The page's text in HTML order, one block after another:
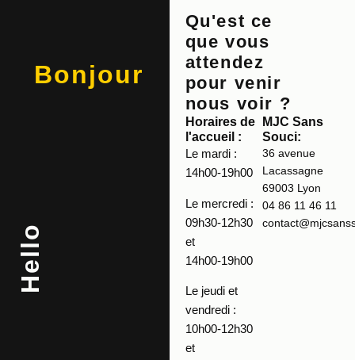
Qu'est ce
que vous
attendez
pour venir
nous voir ?
Horaires de
l'accueil :
Le mardi :
14h00-19h00
Le mercredi :
09h30-12h30
et
14h00-19h00
Le jeudi et
vendredi :
10h00-12h30
et
MJC Sans
Souci:
36 avenue
Lacassagne
69003 Lyon
04 86 11 46 11
Bonjour
Hello